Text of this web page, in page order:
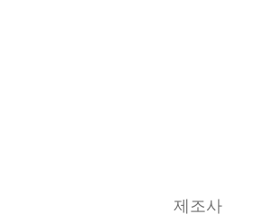
​제조사